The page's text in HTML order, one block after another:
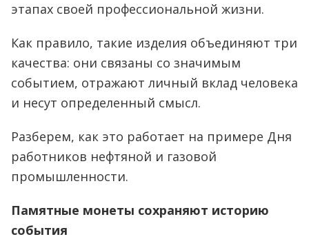
этапах своей профессиональной жизни.
Как правило, такие изделия объединяют три
качества: они связаны со значимым
событием, отражают личный вклад человека
и несут определенный смысл.
Разберем, как это работает на примере Дня
работников нефтяной и газовой
промышленности.
Памятные монеты сохраняют историю
события